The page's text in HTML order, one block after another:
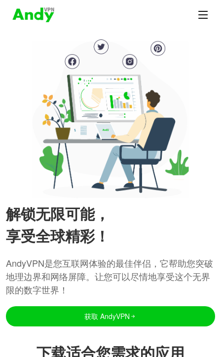
解锁无限可能，
享受全球精彩！
AndyVPN是您互联网体验的最佳伴侣，它帮助您突破
地理边界和网络屏障。让您可以尽情地享受这个无界
限的数字世界！
获取 AndyVPN
下载适合您需求的应用